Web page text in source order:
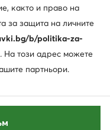
както и право на
за защита на личните
b/politika-za-
. На този адрес можете
партньори.